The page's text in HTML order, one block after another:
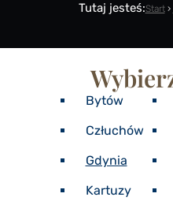
Tutaj jesteś:Start›
Bytów
Człuchów
Gdynia
Kartuzy